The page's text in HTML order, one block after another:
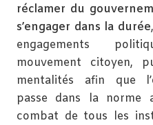
réclamer du
s’engager dans la durée
engagements
mouvement citoyen,
mentalités afin que
passe dans la norme
combat de tous les